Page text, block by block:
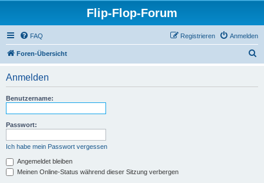
Flip-Flop-Forum
FAQ Anmelden
Registrieren
Foren-Übersicht
Anmelden
Benutzername:
Passwort:
Ich habe mein Passwort vergessen
Angemeldet bleiben
Meinen Online-Status während dieser Sitzung verbergen